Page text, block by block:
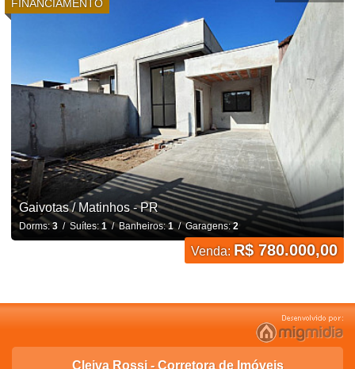
FINANCIAMENTO
Gaivotas / Matinhos - PR
Dorms:3/ Suítes:1/ Banheiros:1/ Garagens:2
Venda: R$ 780.000,00
Cleiva Rossi - Corretora de Imóveis